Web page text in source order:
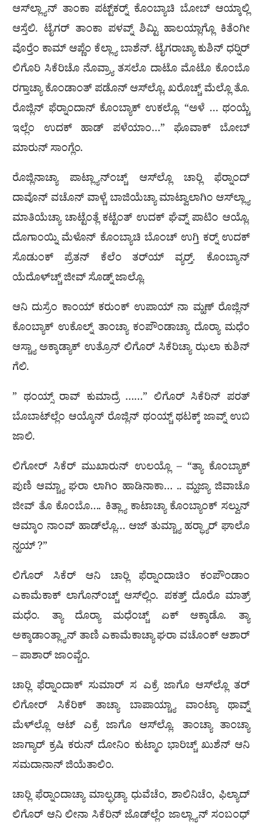
ಆಸ್‌ಲ್ಲ್ಯಾನ್ ತಾಂಕಾ ಪಟ್ಟ್‌ಕರ‍್ನ್ ಕೊಂಬ್ಯಾಚಿ ಬೋಬ್ ಆಯ್ಕಾಲ್ಲಿ
ಆಸ್ತೆಲಿ. ಟೈಗರ್ ತಾಂಕಾ ಪಳವ್ನ್ ಶಿಮ್ಟಿ ಹಾಲಯ್ಲಾಗ್ಲೊ ಕಿತೆಂಗೀ
ವೊರ‍್ತೆಂ ಕಾಮ್ ಆಪ್ಣೆಂ ಕೆಲ್ಲ್ಯಾ ಬಾಶೆನ್. ಟೈಗರಾಚ್ಯಾ ಕುಶಿನ್ ಧರ‍್ನಿರ್
ಲಿಗೊರಿ ಸಿಕೆರಿಚೊ ನೊವ್ರ್ಯಾ ತಸಲೊ ದಾಟೊ ಮೊಟೊ ಕೊಂಬೊ
ರಗ್ತಾಚ್ಯಾ ಕೊಂಡಾಂತ್ ಪಡೊನ್ ಆಸ್‌ಲ್ಲೊ. ಖರೊಚ್ಚ್ ಮೆಲ್ಲೊ ತೊ.
ರೊಜ್ಲಿನ್ ಫೆರ‍್ನಾಂದಾನ್ ಕೊಂಬ್ಯಾಕ್ ಉಕಲ್ಲೊ. “ಅಳೆ … ಥಂಯ್ಚೆ
ಇಲ್ಲೆಂ ಉದಕ್ ಹಾಡ್ ಪಳೆಯಾಂ…” ಘೊವಾಕ್ ಬೋಬ್
ಮಾರುನ್ ಸಾಂಗ್ಲೆಂ.
ರೊಜ್ಲಿನಾಚ್ಯಾ ಪಾಟ್ಲ್ಯಾನ್‌ಂಚ್ಚ್ ಆಸ್‌ಲ್ಲೊ ಚಾರ‍್ಲಿ ಫೆರ‍್ನಾಂದ್
ದಾವೊನ್ ವಚೊನ್ ವಾಳ್ಚೆ ಬಾಜಿಯೆಚ್ಯಾ ಮಾಟ್ವಾಲಾಗಿಂ ಆಸ್‌ಲ್ಲ್ಯಾ
ಮಾತಿಯೆಚ್ಯಾ ಚಾಟ್ಟೆಂತ್ಲೆ ಕಟ್ಟೆಂತ್ ಉದಕ್ ಘೆವ್ನ್ ಪಾಟಿಂ ಆಯ್ಲೊ.
ದೊಗಾಂಯ್ನಿ ಮೆಳೊನ್ ಕೊಂಬ್ಯಾಚಿ ಬೊಂಚ್ ಉಗ್ತಿ ಕರ‍್ನ್ ಉದಕ್
ಸೊಡುಂಕ್ ಪ್ರೆತನ್ ಕೆಲೆಂ ತರ್‌ಯ್ ವ್ಯರ‍್ತ್. ಕೊಂಬ್ಯಾನ್
ಯೆದೊಳ್‌ಚ್ಚ್ ಜೀವ್ ಸೊಡ್ನ್ ಜಾಲ್ಲೊ.
ಆನಿ ದುಸ್ರೆಂ ಕಾಂಯ್ ಕರುಂಕ್ ಉಪಾಯ್ ನಾ ಮ್ಹಣ್ ರೊಜ್ಲಿನ್
ಕೊಂಬ್ಯಾಕ್ ಉಕೊಲ್ನ್ ತಾಂಚ್ಯಾ ಕಂಪೌಂಡಾಚ್ಯಾ ದೊರ‍್ಯಾ ಮಧೆಂ
ಆಸ್ಚ್ಯಾ ಅಕ್ಕಾಡ್ಯಾಕ್ ಉತ್ರೊನ್ ಲಿಗೊರ್ ಸಿಕೆರಿಚ್ಯಾ ಝಲಾ ಕುಶಿನ್
ಗೆಲಿ.
” ಥಂಯ್ಸ್ ರಾವ್ ಕುಮಾದ್ರೆ ……” ಲಿಗೊರ್ ಸಿಕೆರಿನ್ ಪರತ್
ಬೊಬಾಟ್‌ಲ್ಲೆಂ ಆಯ್ಕೊನ್ ರೊಜ್ಲಿನ್ ಥಂಯ್ಚ್ ಥಟಕ್ಕ್ ಜಾವ್ನ್ ಉಬಿ
ಜಾಲಿ.
ಲಿಗೋರ್ ಸಿಕೆರ್ ಮುಖಾರ‍ುನ್ ಉಲಯ್ಲೊ – “ತ್ಯಾ ಕೊಂಬ್ಯಾಕ್
ಪುಣಿ ಆಮ್ಚ್ಯಾ ಘರಾ ಲಾಗಿಂ ಹಾಡಿನಾಕಾ… .. ಮ್ಹಜ್ಯಾ ಜಿವಾಚೊ
ಜೀವ್ ತೊ ಕೊಂಬೊ…. ಕಿತ್ಲ್ಯಾ ಕಾಟಾಚ್ಯಾ ಕೊಂಬ್ಯಾಂಕ್ ಸಲ್ವುನ್
ಆಮ್ಕಾಂ ನಾಂವ್ ಹಾಡ್‌ಲ್ಲೊ… ಆಜ್ ತುಮ್ಚ್ಯಾ ಹರ‍್ಧ್ಯಾರ್ ಘಾಲೊ
ನ್ಹಯ್ ?”
ಲಿಗೊರ್ ಸಿಕೆರ್ ಆನಿ ಚಾರ‍್ಲಿ ಫೆರ‍್ನಾಂದಾಚಿಂ ಕಂಪೌಂಡಾಂ
ಎಕಾಮೆಕಾಕ್ ಲಾಗೊನ್‌ಂಚ್ಚ್ ಆಸ್‌ಲ್ಲಿಂ. ಪಕತ್ತ್ ದೊರೊ ಮಾತ್ರ್
ಮಧೆಂ. ತ್ಯಾ ದೊರ‍್ಯಾ ಮಧೆಂಚ್ಚ್ ಏಕ್ ಆಕ್ಕಾಡೊ. ತ್ಯಾ
ಅಕ್ಕಾಡಾಂತ್ಲ್ಯಾನ್ ತಾಣಿ ಎಕಾಮೆಕಾಚ್ಯಾ ಘರಾ ವಚೊಂಕ್ ಆಶಾರ್
– ಪಾಶಾರ್ ಜಾಂವ್ಚೆಂ.
ಚಾರ‍್ಲಿ ಫೆರ‍್ನಾಂದಾಕ್ ಸುಮಾರ್ ಸ ಎಕ್ರೆ ಜಾಗೊ ಆಸ್‌ಲ್ಲೊ ತರ್
ಲಿಗೋರ್ ಸಿಕೆರಿಕ್ ತಾಚ್ಯಾ ಬಾಪಾಯ್ಚ್ಯಾ ವಾಂಟ್ಯಾ ಥಾವ್ನ್
ಮೆಳ್‌ಲ್ಲೊ ಆಟ್ ಎಕ್ರೆ ಜಾಗೊ ಆಸ್‌ಲ್ಲೊ. ತಾಂಚ್ಯಾ ತಾಂಚ್ಯಾ
ಜಾಗ್ಯಾರ್ ಕ್ರಷಿ ಕರುನ್ ದೋನಿಂ ಕುಟ್ಮಾಂ ಭಾರಿಚ್ಚ್ ಖುಶೆನ್ ಆನಿ
ಸಮದಾನಾನ್ ಜಿಯೆತಾಲಿಂ.
ಚಾರ‍್ಲಿ ಫೆರ‍್ನಾಂದಾಚ್ಯಾ ಮಾಲ್ಘಡ್ಯಾ ಧುವೆಚೆಂ, ಶಾಲಿನಿಚೆಂ, ಫಿಲ್ಯಾದ್
ಲಿಗೊರ್ ಆನಿ ಲೀನಾ ಸಿಕೆರಿನ್ ಜೊಡ್‌ಲ್ಲೆಂ ಜಾಲ್ಲ್ಯಾನ್ ಸಂಬಂಧ್